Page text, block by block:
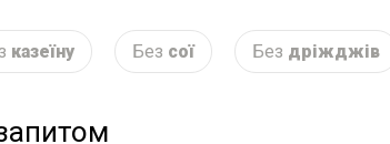
казеїну Без сої Без дріжджів